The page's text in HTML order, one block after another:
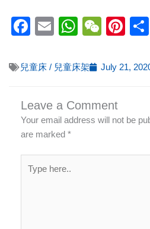
Facebook
Email
兒童床 / 兒童床架 July 21,
Leave a Comment
Your email address will not be
are marked *
here..